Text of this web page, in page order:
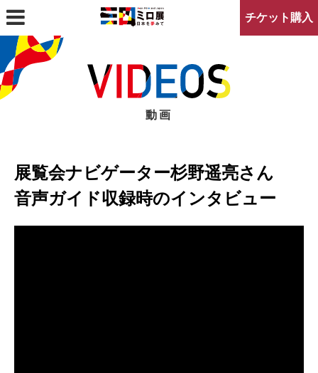
チケット購入
アクセスマップ
プレスの方へ
動画
展覧会ナビゲーター杉野遥亮さん
音声ガイド収録時のインタビュー